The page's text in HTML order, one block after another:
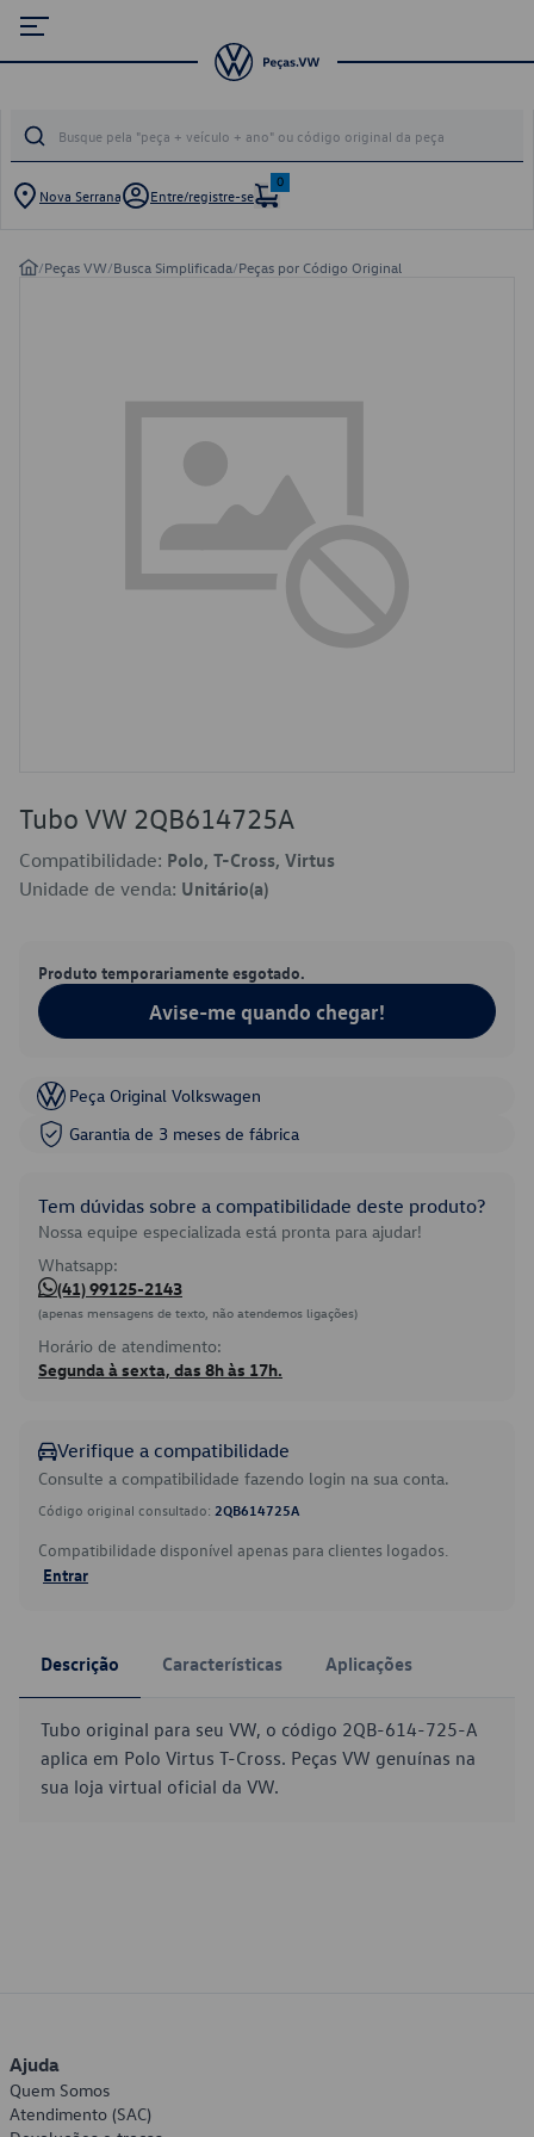
Nova Serrana Entre/registre-se
0
/Peças VW/Busca Simplificada/Peças por Código Original
Tubo VW 2QB614725A
Compatibilidade: Polo, T-Cross, Virtus
Unidade de venda: Unitário(a)
Produto temporariamente esgotado.
Avise-me quando chegar!
Peça Original Volkswagen
Garantia de 3 meses de fábrica
Tem dúvidas sobre a compatibilidade deste produto?
Nossa equipe especializada está pronta para ajudar!
Whatsapp:
(41) 99125-2143
(apenas mensagens de texto, não atendemos ligações)
Horário de atendimento:
Segunda à sexta, das 8h às 17h.
Verifique a compatibilidade
Consulte a compatibilidade fazendo login na sua conta.
Código original consultado: 2QB614725A
Compatibilidade disponível apenas para clientes logados.
Entrar
Descrição Características Aplicações
Tubo original para seu VW, o código 2QB-614-725-A
aplica em Polo Virtus T-Cross. Peças VW genuínas na
sua loja virtual oficial da VW.
Ajuda
Quem Somos
Atendimento (SAC)